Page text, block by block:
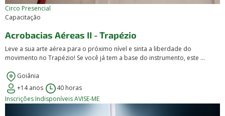
Circo Presencial
Capacitação
Acrobacias Aéreas II - Trapézio
Leve a sua arte aérea para o próximo nível e sinta a liberdade do
movimento no Trapézio! Se você já tem a base do instrumento, este ...
Goiânia
+14 anos
40 horas
Inscrições IndisponíveisAVISE-ME